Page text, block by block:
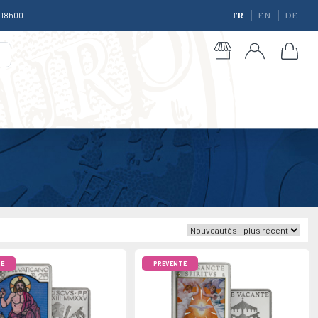
FR EN DE
PRÉVENTE